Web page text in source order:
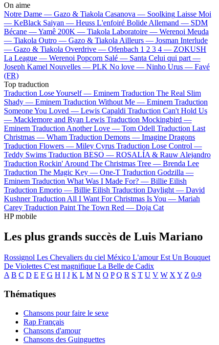
On aime
Notre Dame — Gazo & Tiakola Casanova — Soolking Laisse Moi
— KeBlack Saiyan — Heuss L'enfoiré Bolide Allemand — SDM
Bécane —Yamê 200K — Tiakola Laboratoire — Werenoi Meuda
— Tiakola Outro — Gazo & Tiakola Ailleurs — Josman Interlude
— Gazo & Tiakola Overdrive — Ofenbach 1 2 3 4 — ZOKUSH
La League — Werenoi Popcorn Salé — Santa Celui qui part —
Joseph Kamel Nouvelles — PLK No love — Ninho Urus — Favé
(FR)
Top traduction
Traduction Lose Yourself — Eminem Traduction The Real Slim
Shady — Eminem Traduction Without Me — Eminem Traduction
Someone You Loved — Lewis Capaldi Traduction Can't Hold Us
— Macklemore and Ryan Lewis Traduction Mockingbird —
Eminem Traduction Another Love — Tom Odell Traduction Last
Christmas — Wham Traduction Demons — Imagine Dragons
Traduction Flowers — Miley Cyrus Traduction Lose Control —
Teddy Swims Traduction BESO — ROSALÍA & Rauw Alejandro
Traduction Rockin' Around The Christmas Tree — Brenda Lee
Traduction The Magic Key — One-T Traduction Godzilla —
Eminem Traduction What Was I Made For? — Billie Eilish
Traduction Emorio — Billie Eilish Traduction Daylight — David
Kushner Traduction All I Want For Christmas Is You — Mariah
Carey Traduction Paint The Town Red — Doja Cat
HP mobile
Les plus grands succès de Luis Mariano
Rossignol Les Chevaliers du ciel México L'amour Est Un Bouquet
De Violettes C'est magnifique La Belle de Cadix
A B C D E F G H I J K L M N O P Q R S T U V W X Y Z 0-9
Thématiques
Chansons pour faire le sexe
Rap Français
Chansons d'amour
Chansons des Guinguettes